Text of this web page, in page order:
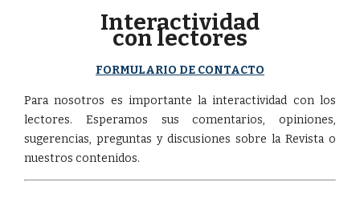
Interactividad
con lectores
FORMULARIO DE CONTACTO
Para nosotros es importante la interactividad con los
lectores. Esperamos sus comentarios, opiniones,
sugerencias, preguntas y discusiones sobre la Revista o
nuestros contenidos.